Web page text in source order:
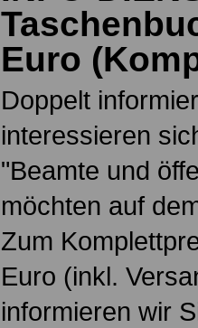
Euro (
Doppelt
interessieren
"Beamte und
möchten auf
Zum
Euro (inkl.
informieren wir